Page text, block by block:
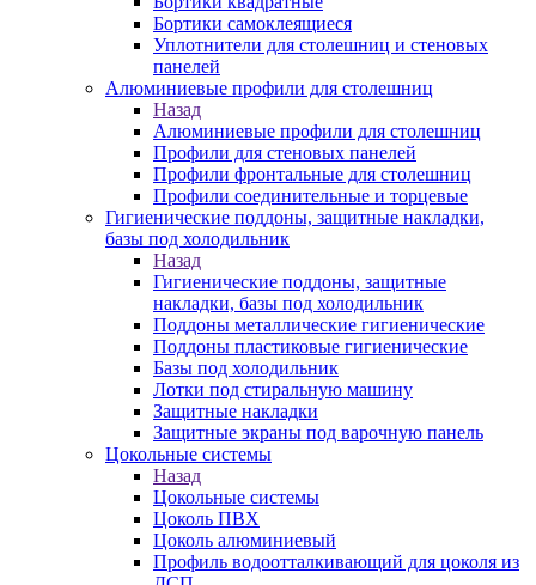
Бортики самоклеящиеся
Уплотнители для столешниц и стеновых
панелей
Алюминиевые профили для столешниц
Назад
Алюминиевые профили для столешниц
Профили для стеновых панелей
Профили фронтальные для столешниц
Профили соединительные и торцевые
Гигиенические поддоны, защитные накладки,
базы под холодильник
Назад
Гигиенические поддоны, защитные
накладки, базы под холодильник
Поддоны металлические гигиенические
Поддоны пластиковые гигиенические
Базы под холодильник
Лотки под стиральную машину
Защитные накладки
Защитные экраны под варочную панель
Цокольные системы
Назад
Цокольные системы
Цоколь ПВХ
Цоколь алюминиевый
Профиль водоотталкивающий для цоколя из